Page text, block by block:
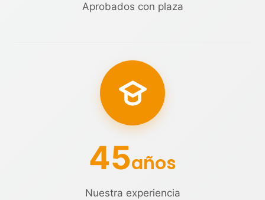
Aprobados con plaza
45años
Nuestra experiencia